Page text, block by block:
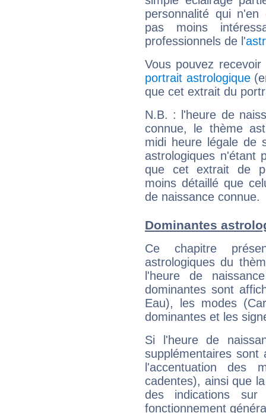
personnalité qui n'en
pas moins
professionnels de l'
Vous pouvez
portrait astrologique
que cet extrait du
N.B. : l'heure de
connue, le thème
midi heure légale de
astrologiques n'étant
que cet extrait de
moins détaillé que
de naissance connue.
Dominantes
Ce chapitre
astrologiques du
l'heure de
dominantes sont
Eau), les modes
dominantes et les
Si l'heure de
supplémentaires sont
l'accentuation des
cadentes), ainsi que
des indications sur
fonctionnement